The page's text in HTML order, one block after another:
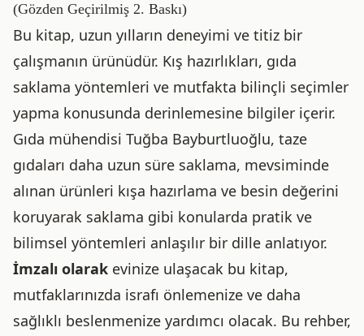
(Gözden Geçirilmiş 2. Baskı)
Bu kitap, uzun yılların deneyimi ve titiz bir
çalışmanın ürünüdür. Kış hazırlıkları, gıda
saklama yöntemleri ve mutfakta bilinçli seçimler
yapma konusunda derinlemesine bilgiler içerir.
Gıda mühendisi Tuğba Bayburtluoğlu, taze
gıdaları daha uzun süre saklama, mevsiminde
alınan ürünleri kışa hazırlama ve besin değerini
koruyarak saklama gibi konularda pratik ve
bilimsel yöntemleri anlaşılır bir dille anlatıyor.
İmzalı olarak evinize ulaşacak bu kitap,
mutfaklarınızda israfı önlemenize ve daha
sağlıklı beslenmenize yardımcı olacak. Bu rehber,